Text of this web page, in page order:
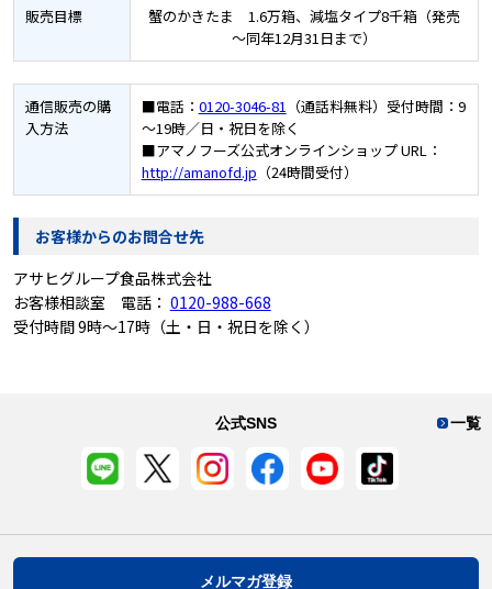
販売目標
蟹のかきたま 1.6万箱、減塩タイプ8千箱（発売
～同年12月31日まで）
通信販売の購
入方法
■電話： 0120-3046-81 （通話料無料）受付時間：9
～19時／日・祝日を除く
■アマノフーズ公式オンラインショップ URL：
http://amanofd.jp （24時間受付）
お客様からのお問合せ先
アサヒグループ食品株式会社
お客様相談室 電話： 0120-988-668
受付時間 9時～17時（土・日・祝日を除く）
一覧
公式SNS
メルマガ登録